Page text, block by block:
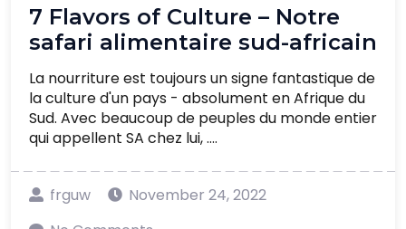
7 Flavors of Culture – Notre
safari alimentaire sud-africain
La nourriture est toujours un signe fantastique de
la culture d'un pays - absolument en Afrique du
Sud. Avec beaucoup de peuples du monde entier
qui appellent SA chez lui, ....
frguw
November 24, 2022